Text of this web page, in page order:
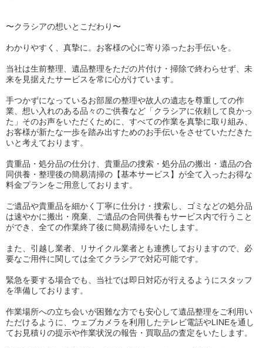
〜クラシアの想いとこだわり〜
わかりやすく、真摯に。お客様の心に寄り添ったお手伝いを。
当社は生前整理、遺品整理をただの片付け・掃除で終わらせず、未
来を見据えたサービスを常に心がけています。
手つかずになっているお部屋の整理や故人の遺志を尊重しての作
業、想い入れのある品々のご供養など「クラシアに依頼して良かっ
た」そのお声をいただくために、すべての作業を真摯に取り組み、
お客様が新たな一歩を踏み出すためのお手伝いをさせていただきた
いと考えております。
貴重品・処分品の仕分け、貴重品の捜索・処分品の搬出・遺品の合
同供養・整理後の簡易清掃の【基本サービス】が全て入ったお得な
料金プランをご用意しております。
ご遺品や貴重品を細かく丁寧に仕分け・捜索し、ゴミなどの処分品
は速やかに搬出・廃棄、ご遺品の合同供養もサービス内で行うこと
ができ、全ての作業終了後に簡易清掃をいたします。
また、引越し業者、リサイクル業者とも連携しておりますので、必
要なご用件に関しては全てクラシアで対応可能です。
緊急を要する場合でも、当社では即日対応が行えるようにスタッフ
を準備しております。
作業場所への立ち会いが困難な方でも安心して遺品整理をご利用い
ただけるように、ウェブカメラを利用したテレビ電話やLINEを通し
てお見積りの提示や作業状況の報告・買取品の査定をいたします。